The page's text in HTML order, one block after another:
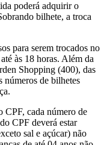
poderá adquirir o
bilhete, a troca
para serem trocados no
às 18 horas. Além da
Shopping (400), das
números de bilhetes
CPF, cada número de
CPF deverá estar
sal e açúcar) não